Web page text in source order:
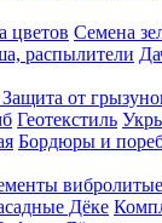
цветов Семена
распылители
Защита от
Геотекстиль
Бордюры и
вибролитые
Дёке